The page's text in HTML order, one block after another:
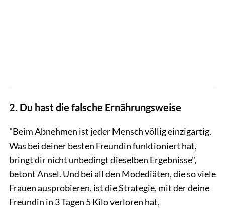
2. Du hast die falsche Ernährungsweise
"Beim Abnehmen ist jeder Mensch völlig einzigartig.
Was bei deiner besten Freundin funktioniert hat,
bringt dir nicht unbedingt dieselben Ergebnisse",
betont Ansel. Und bei all den Modediäten, die so viele
Frauen ausprobieren, ist die Strategie, mit der deine
Freundin in 3 Tagen 5 Kilo verloren hat,